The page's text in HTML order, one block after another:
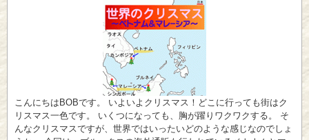
こんにちはBOBです。 いよいよクリスマス！どこに行っても街はク
リスマス一色です。 いくつになっても、胸が躍りワクワクする。 そ
んなクリスマスですが、世界ではいったいどのような感じなのでしょ